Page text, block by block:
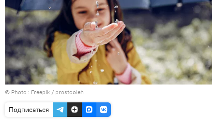
© Photo : Freepik / prostooleh
Подписаться